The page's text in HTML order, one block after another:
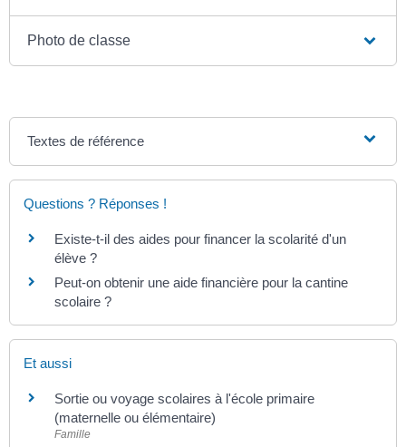
Photo de classe
Textes de référence
Questions ? Réponses !
Existe-t-il des aides pour financer la scolarité d'un
élève ?
Peut-on obtenir une aide financière pour la cantine
scolaire ?
Et aussi
Sortie ou voyage scolaires à l'école primaire
(maternelle ou élémentaire)
Famille